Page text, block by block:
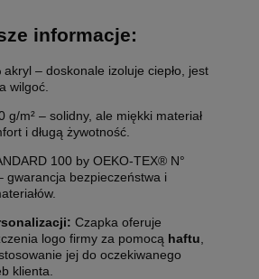
informacje:
akryl – doskonale izoluje ciepło, jest
wilgoć.
g/m² – solidny, ale miękki materiał
i długą żywotność.
100 by OEKO-TEX® N°
gwarancja bezpieczeństwa i
Czapka oferuje
logo firmy za pomocą haftu
jej do oczekiwanego
klienta.